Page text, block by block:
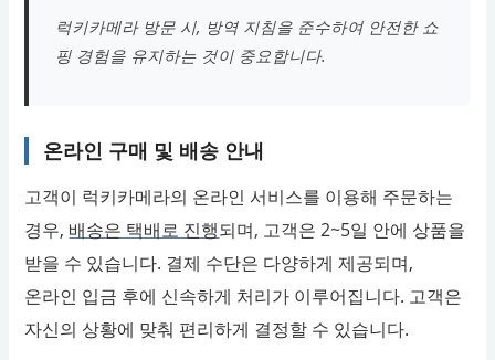
럭키카메라 방문 시, 방역 지침을 준수하여 안전한 쇼
핑 경험을 유지하는 것이 중요합니다.
온라인 구매 및 배송 안내
고객이 럭키카메라의 온라인 서비스를 이용해 주문하는
경우, 배송은 택배로 진행되며, 고객은 2~5일 안에 상품을
받을 수 있습니다. 결제 수단은 다양하게 제공되며,
온라인 입금 후에 신속하게 처리가 이루어집니다. 고객은
자신의 상황에 맞춰 편리하게 결정할 수 있습니다.